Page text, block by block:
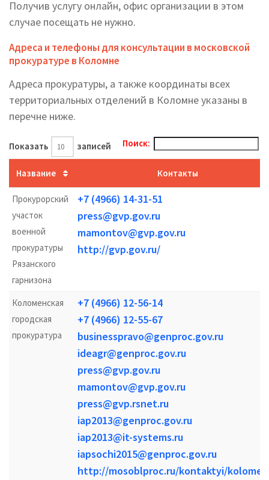
Получив услугу онлайн, офис организации в этом
случае посещать не нужно.
Адреса и телефоны для консультации в московской
прокуратуре в Коломне
Адреса прокуратуры, а также координаты всех
территориальных отделений в Коломне указаны в
перечне ниже.
Показать записей Поиск:
Название Контакты
Прокурорский
участок
военной
прокуратуры
Рязанского
гарнизона
+7 (4966) 14-31-51
press@gvp.gov.ru
mamontov@gvp.gov.ru
http://gvp.gov.ru/
Коломенская
городская
прокуратура
+7 (4966) 12-56-14
+7 (4966) 12-55-67
businesspravo@genproc.gov.ru
ideagr@genproc.gov.ru
press@gvp.gov.ru
mamontov@gvp.gov.ru
press@gvp.rsnet.ru
iap2013@genproc.gov.ru
iap2013@it-systems.ru
iapsochi2015@genproc.gov.ru
http://mosoblproc.ru/kontaktyi/